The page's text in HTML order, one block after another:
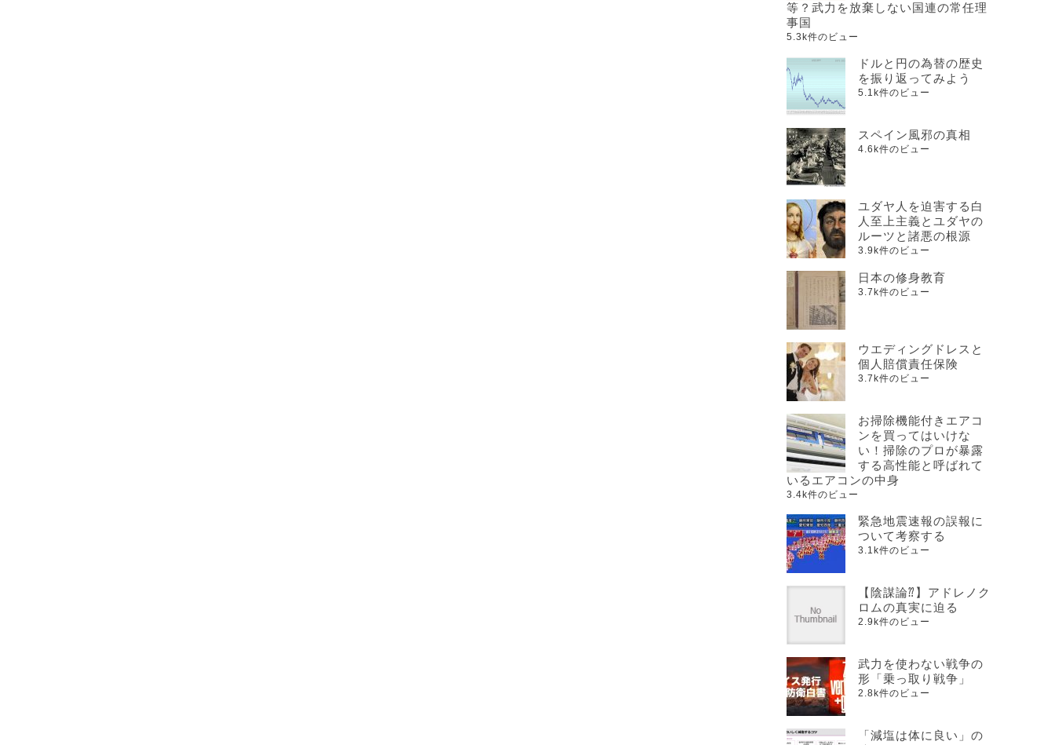
等？武力を放棄しない国連の常任理
事国
5.3k件のビュー
ドルと円の為替の歴史
を振り返ってみよう
5.1k件のビュー
スペイン風邪の真相
4.6k件のビュー
ユダヤ人を迫害する白
人至上主義とユダヤの
ルーツと諸悪の根源
3.9k件のビュー
日本の修身教育
3.7k件のビュー
ウエディングドレスと
個人賠償責任保険
3.7k件のビュー
お掃除機能付きエアコ
ンを買ってはいけな
い！掃除のプロが暴露
する高性能と呼ばれて
いるエアコンの中身
3.4k件のビュー
緊急地震速報の誤報に
ついて考察する
3.1k件のビュー
【陰謀論⁇】アドレノク
ロムの真実に迫る
2.9k件のビュー
武力を使わない戦争の
形「乗っ取り戦争」
2.8k件のビュー
「減塩は体に良い」の